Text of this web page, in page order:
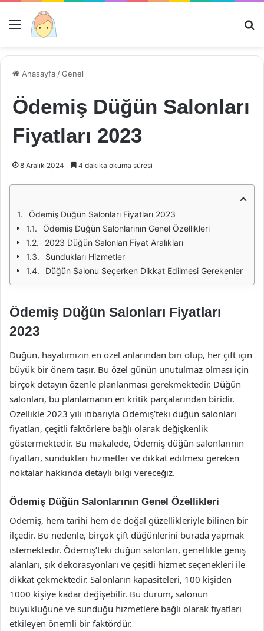
Menü
Anasayfa /Genel
Ödemiş Düğün Salonları
Fiyatları 2023
8 Aralık 2024 4 dakika okuma süresi
Ödemiş Düğün Salonları Fiyatları 2023
Ödemiş Düğün Salonlarının Genel Özellikleri
2023 Düğün Salonları Fiyat Aralıkları
Sundukları Hizmetler
Düğün Salonu Seçerken Dikkat Edilmesi Gerekenler
Ödemiş Düğün Salonları Fiyatları
2023
Düğün, hayatımızın en özel anlarından biri olup, her çift için
büyük bir önem taşır. Bu özel günün unutulmaz olması için
birçok detayın özenle planlanması gerekmektedir. Düğün
salonları, bu planlamanın en kritik parçalarından biridir.
Özellikle 2023 yılı itibarıyla Ödemiş’teki düğün salonları
fiyatları, çeşitli faktörlere bağlı olarak değişkenlik
göstermektedir. Bu makalede, Ödemiş düğün salonlarının
fiyatları, sundukları hizmetler ve dikkat edilmesi gereken
noktalar hakkında detaylı bilgi vereceğiz.
Ödemiş Düğün Salonlarının Genel Özellikleri
Ödemiş, hem tarihi hem de doğal güzellikleriyle bilinen bir
ilçedir. Bu nedenle, birçok çift düğünlerini burada yapmak
istemektedir. Ödemiş’teki düğün salonları, genellikle geniş
alanları, şık dekorasyonları ve çeşitli hizmet seçenekleri ile
dikkat çekmektedir. Salonların kapasiteleri, 100 kişiden
1000 kişiye kadar değişebilir. Bu durum, salonun
büyüklüğüne ve sunduğu hizmetlere bağlı olarak fiyatları
etkileyen önemli bir faktördür.